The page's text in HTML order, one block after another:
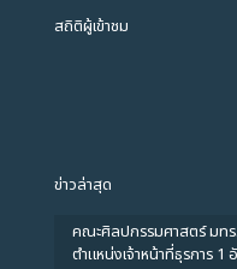
สถิติผู้เข้าชม
ข่าวล่าสุด
คณะศิลปกรรมศาสตร์ มท
ตำแหน่งเจ้าหน้าที่ธุรการ 1